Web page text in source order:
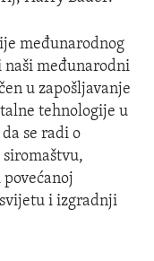
međunarodnog
naši međunarodni
u zapošljavanje
tehnologije u
se radi o
i izgradnji